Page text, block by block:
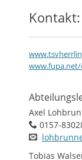
Axel
0157-
Tobias